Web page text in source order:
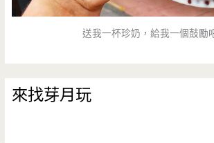
送我一杯珍奶，給我一個鼓勵
來找芽月玩